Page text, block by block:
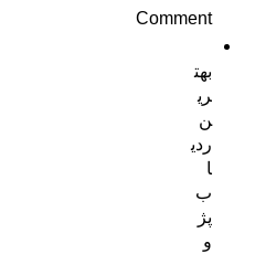
Comment
بهت
ری
ن
ردی
ا
ب
پژ
و